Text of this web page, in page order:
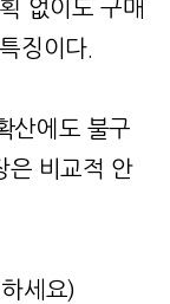
없이도 구매
징이다.
산에도 불구
은 비교적 안
세요)